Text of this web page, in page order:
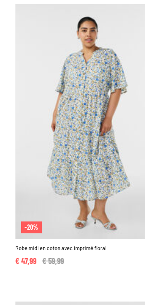
-20%
Robe midi en coton avec imprimé floral
Price reduced from
€ 59,99
€ 47,99